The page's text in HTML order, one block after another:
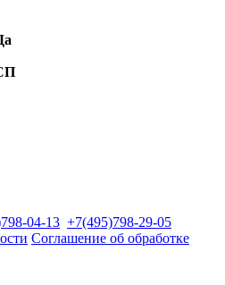
04-13 +7(495)798-29-05
Соглашение об обработке